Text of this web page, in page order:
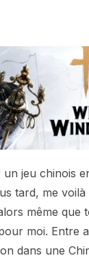
jeu chinois
tard, me voilà
même que
moi. Entre
dans une